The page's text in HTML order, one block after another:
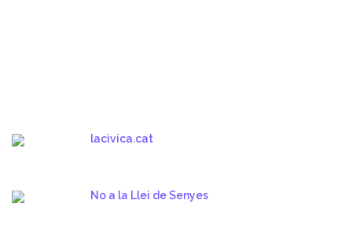
lacivica.cat
No a la Llei de Senyes